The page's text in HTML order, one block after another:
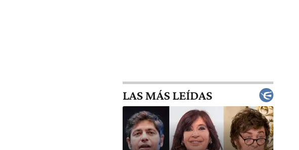
LAS MÁS LEÍDAS